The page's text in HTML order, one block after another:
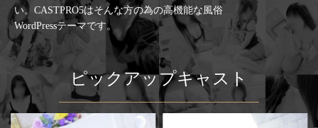
い。CASTPRO5はそんな方の為の高機能な風俗
WordPressテーマです。
ピックアップキャスト